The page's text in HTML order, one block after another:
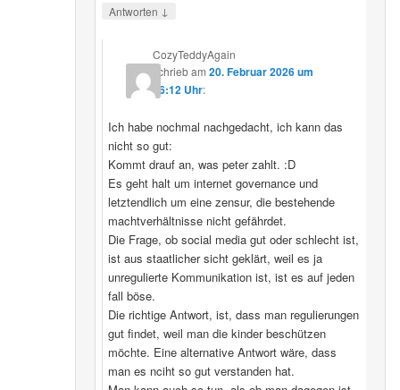
Antworten ↓
CozyTeddyAgain
schriebam20. Februar 2026 um
16:12 Uhr:
Ich habe nochmal nachgedacht, ich kann das
nicht so gut:
Kommt drauf an, was peter zahlt. :D
Es geht halt um internet governance und
letztendlich um eine zensur, die bestehende
machtverhältnisse nicht gefährdet.
Die Frage, ob social media gut oder schlecht ist,
ist aus staatlicher sicht geklärt, weil es ja
unregulierte Kommunikation ist, ist es auf jeden
fall böse.
Die richtige Antwort, ist, dass man regulierungen
gut findet, weil man die kinder beschützen
möchte. Eine alternative Antwort wäre, dass
man es nciht so gut verstanden hat.